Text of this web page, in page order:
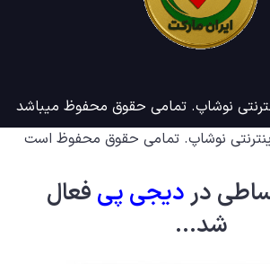
نوشاپ. تمامی حقوق محفوظ است
در دیجی پی فعال
شد...